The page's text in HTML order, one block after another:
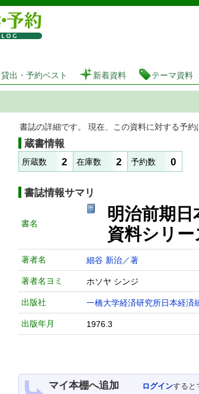
図書館 蔵書検索・予約システム
貸出・予約ベスト 新着資料 テーマ資料
書誌の詳細です。 現在、この資料に対する予約
蔵書情報
所蔵数 2 在庫数 2 予約数 0
書誌情報サマリ
書名
明治前期
資料シリー
著者名 細谷 新治／著
著者名ヨミ ホソヤ シンジ
出版社 一橋大学経済研究所日本経済
出版年月 1976.3
マイ本棚へ追加 ログインすると